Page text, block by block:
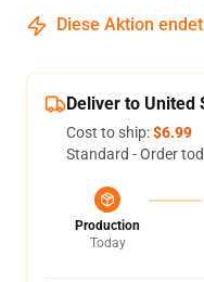
Diese Aktion
Deliver to United
Cost to ship:$6.99
Standard - Order
Production
Today